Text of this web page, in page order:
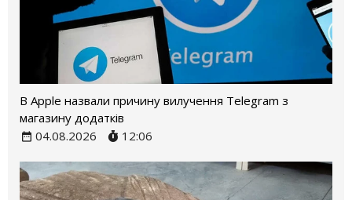
В Apple назвали причину вилучення Telegram з
магазину додатків
04.08.2026
12:06